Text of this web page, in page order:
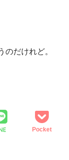
だけれど。
Pocket